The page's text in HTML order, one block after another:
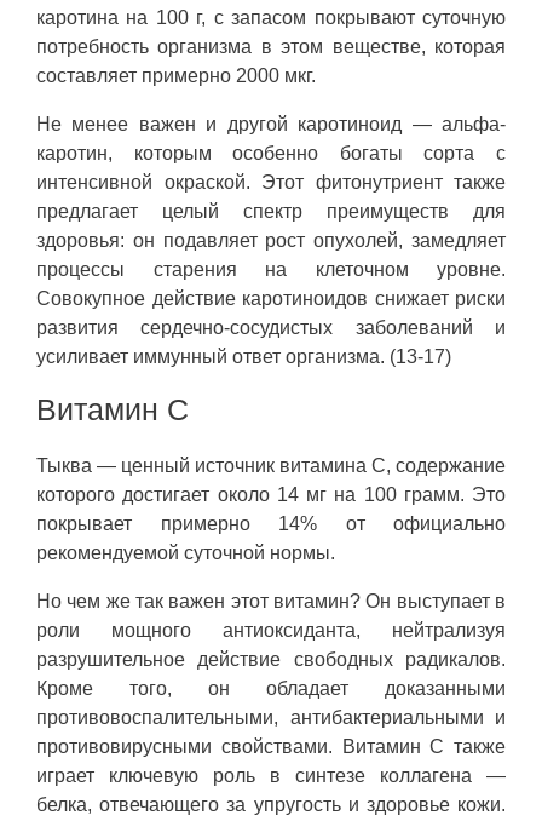
каротина на 100 г, с запасом покрывают суточную
потребность организма в этом веществе, которая
составляет примерно 2000 мкг.
Не менее важен и другой каротиноид — альфа-
каротин, которым особенно богаты сорта с
интенсивной окраской. Этот фитонутриент также
предлагает целый спектр преимуществ для
здоровья: он подавляет рост опухолей, замедляет
процессы старения на клеточном уровне.
Совокупное действие каротиноидов снижает риски
развития сердечно-сосудистых заболеваний и
усиливает иммунный ответ организма. (13-17)
Витамин С
Тыква — ценный источник витамина C, содержание
которого достигает около 14 мг на 100 грамм. Это
покрывает примерно 14% от официально
рекомендуемой суточной нормы.
Но чем же так важен этот витамин? Он выступает в
роли мощного антиоксиданта, нейтрализуя
разрушительное действие свободных радикалов.
Кроме того, он обладает доказанными
противовоспалительными, антибактериальными и
противовирусными свойствами. Витамин C также
играет ключевую роль в синтезе коллагена —
белка, отвечающего за упругость и здоровье кожи.